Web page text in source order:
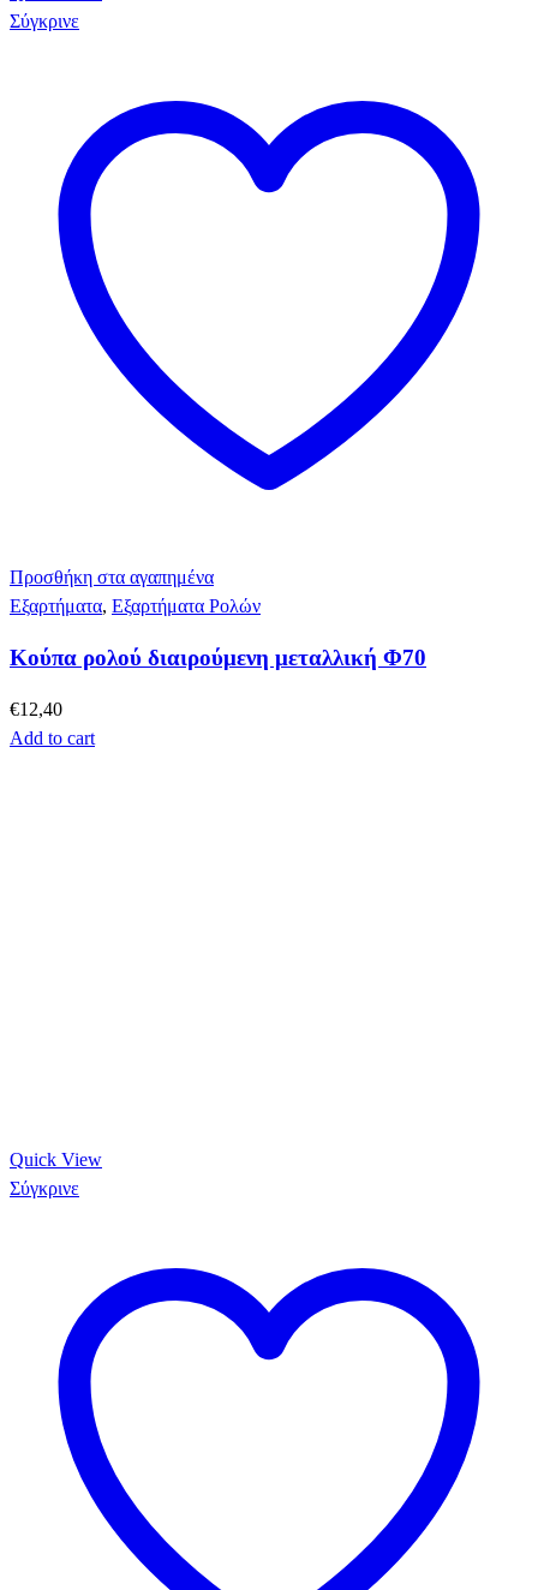
Σύγκρινε
Προσθήκη στα αγαπημένα
Εξαρτήματα, Εξαρτήματα Ρολών
Κούπα ρολού διαιρούμενη μεταλλική Φ70
€12,40
Add to cart
Quick View
Σύγκρινε